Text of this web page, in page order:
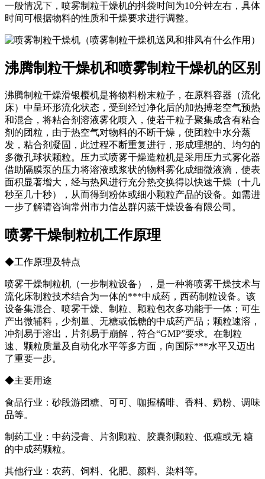
一般情况下，喷雾制粒干燥机的抖袋时间为10分钟左右，具体
时间可根据物料的性质和干燥要求进行调整。
沸腾制粒干燥机和喷雾制粒干燥机的区别
沸腾制粒干燥滑银樱机是将物料粉末粒子，在原料容器（流化
床）中呈环形流化状态，受到经过净化后的加热搏老空气预热
和混合，将粘合剂溶液雾化喷入，使若干粒子聚集成含有粘合
剂的团粒，由于热空气对物料的不断干燥，使团粒中水分蒸
发，粘合剂凝固，此过程不断重复进行，形成理想的、均匀的
多微孔球状颗粒。压力式喷雾干燥造粒机是采用压力式雾化器
借助隔膜泵的压力将溶液或浆状的物料雾化成细微液滴，使表
面积显著增大，经与热风进行充分热交换得以快速干燥（十几
秒至几十秒），从而得到粉体或细小颗粒产品的设备。如需进
一步了解请咨询常州市力信丛群闪蒸干燥设备有限公司。
喷雾干燥制粒机工作原理
◆工作原理及特点
喷雾干燥制粒机（一步制粒设备），是一种将喷雾干燥技术与
流化床制粒技术结合为一体的***中成药，西药制粒设备。该
设备集混合、喷雾干燥、制粒、颗粒包衣多功能于一体；可生
产出微辅料，少剂量、无糖或低糖的中成药产品；颗粒速溶，
冲剂易于溶出，片剂易于崩解，符合“GMP”要求。在制粒
速、颗粒质量及自动化水平等多方面，向国际***水平又迈出
了重要一步。
◆主要用途
食品行业：砂段游团糖、可可、咖握橘啡、香料、奶粉、调味
品等。
制药工业：中药浸膏、片剂颗粒、胶囊剂颗粒、低糖或无 糖
的中成药颗粒。
其他行业：农药、饲料、化肥、颜料、染料等。